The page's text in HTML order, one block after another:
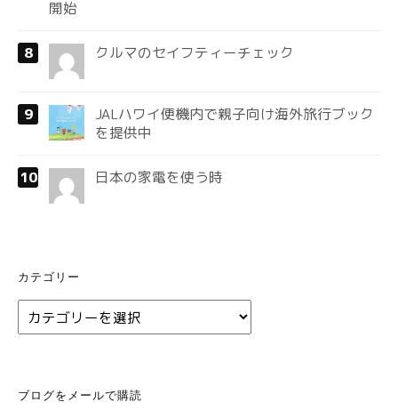
クルマのセイフティーチェック
JALハワイ便機内で親子向け海外旅行ブック
を提供中
日本の家電を使う時
カテゴリー
カ
テ
ー
ブログをメールで購読